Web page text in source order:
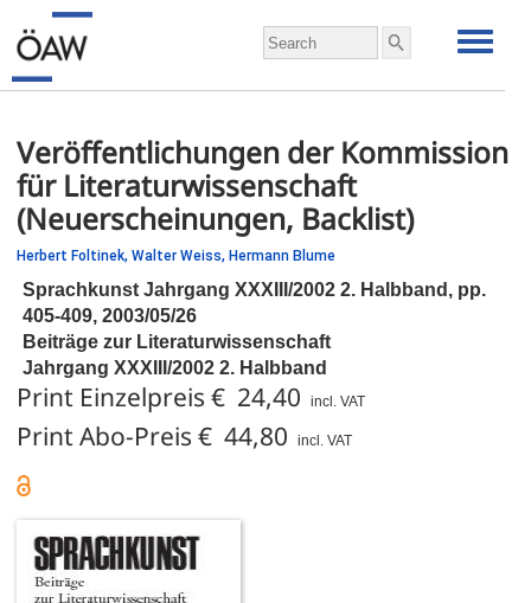
Veröffentlichungen der Kommission
für Literaturwissenschaft
(Neuerscheinungen, Backlist)
Herbert Foltinek, Walter Weiss, Hermann Blume
Sprachkunst Jahrgang XXXIII/2002 2. Halbband, pp.
405-409, 2003/05/26
Beiträge zur Literaturwissenschaft
Jahrgang XXXIII/2002 2. Halbband
Print Einzelpreis € 24,40 incl. VAT
Print Abo-Preis € 44,80 incl. VAT